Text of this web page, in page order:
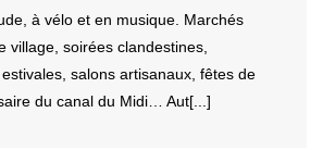
à vélo et en musique. Marchés
village, soirées clandestines,
salons artisanaux, fêtes de
du canal du Midi… Aut[...]